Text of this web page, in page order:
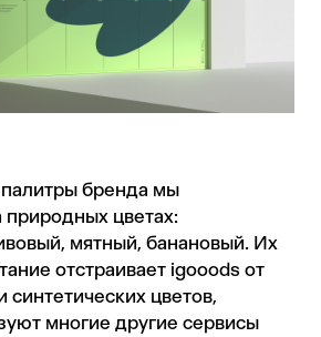
бренда мы
природных цветах:
мятный, банановый. Их
отстраивает igooods от
синтетических цветов,
многие другие сервисы